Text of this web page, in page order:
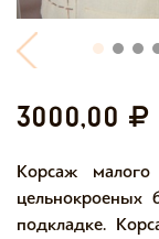
3000,00
Корсаж
цельнокроеных
подкладке.